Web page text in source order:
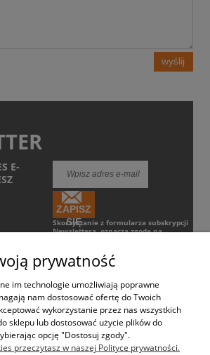
wyślij
E-
ZAPISZ
SIĘ
Skorzystanie z formularza subskrypcji
Newslettera, oznacza zgodę na
POMOC
DOSTAWA
prywatność
im technologie umożliwiają poprawne
nam dostosować ofertę do Twoich
wykorzystanie przez nas wszystkich
sklepu lub dostosować użycie plików do
opcję "Dostosuj zgody".
przeczytasz w naszej Polityce prywatności.